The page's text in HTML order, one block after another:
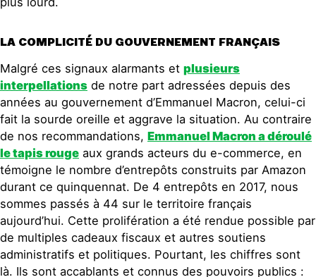
LA COMPLICITÉ DU GOUVERNEMENT FRANÇAIS
Malgré ces signaux alarmants et plusieurs
interpellations de notre part adressées depuis des
années au gouvernement d’Emmanuel Macron, celui-ci
fait la sourde oreille et aggrave la situation. Au contraire
de nos recommandations, Emmanuel Macron a déroulé
le tapis rouge aux grands acteurs du e-commerce, en
témoigne le nombre d’entrepôts construits par Amazon
durant ce quinquennat. De 4 entrepôts en 2017, nous
sommes passés à 44 sur le territoire français
aujourd’hui. Cette prolifération a été rendue possible par
de multiples cadeaux fiscaux et autres soutiens
administratifs et politiques. Pourtant, les chiffres sont
là. Ils sont accablants et connus des pouvoirs publics :